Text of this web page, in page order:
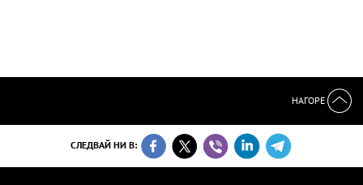
НАГОРЕ
СЛЕДВАЙ НИ В: